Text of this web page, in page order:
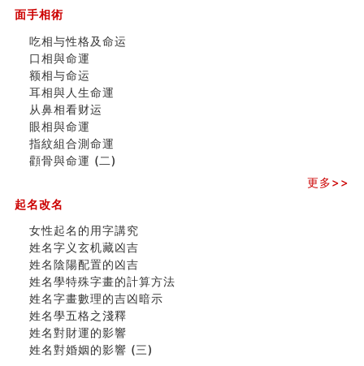
订婚就是定结婚日子吗
玄空本义 (三)
飞灵山传说故事
命理解说：想请问什么时候能够遇到姻缘结婚？
商舖選址的風水講究 (下)
吉凶神跳上大运时的断法【四柱技巧】
家居常見風水形煞及化解方法 (一)
刘燮鈞讲人相 手纹与命运(一)
玄空本义 (二)
大門風水五大禁忌！大門風水擺設？門中門風水解方？
出现这几种面相桃花泛
女性起名的用字講究
香港巨富霍英東命造 (名人八字淺析十）
購房十大風水原則 (上)
看字形结构推算出吉凶
七夕节 我国唯一一个以女性为主角传统节日
商舖大門的風水原則 (下)
手指饱满福运加身，这种手相福运在何处？
家居常見風水形煞及化解方法 ( 四)
面手相術
吃相与性格及命运
口相與命運
额相与命运
耳相與人生命運
从鼻相看财运
眼相與命運
指紋組合測命運
顴骨與命運 (二)
更多>>
起名改名
女性起名的用字講究
姓名字义玄机藏凶吉
姓名陰陽配置的凶吉
姓名學特殊字畫的計算方法
姓名字畫數理的吉凶暗示
姓名學五格之淺釋
姓名對財運的影響
姓名對婚姻的影響 (三)